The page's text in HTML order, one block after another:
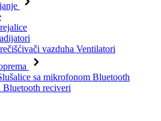
vazduha Ventilatori
sa mikrofonom Bluetooth
Bluetooth reciveri